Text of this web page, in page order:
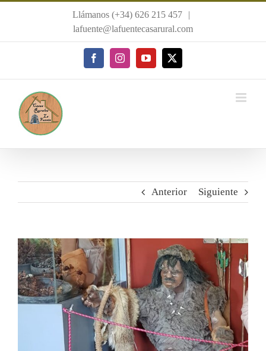
Llámanos (+34) 626 215 457
|
lafuente@lafuentecasarural.com
FacebookInstagramYouTube
X
Anterior Siguiente